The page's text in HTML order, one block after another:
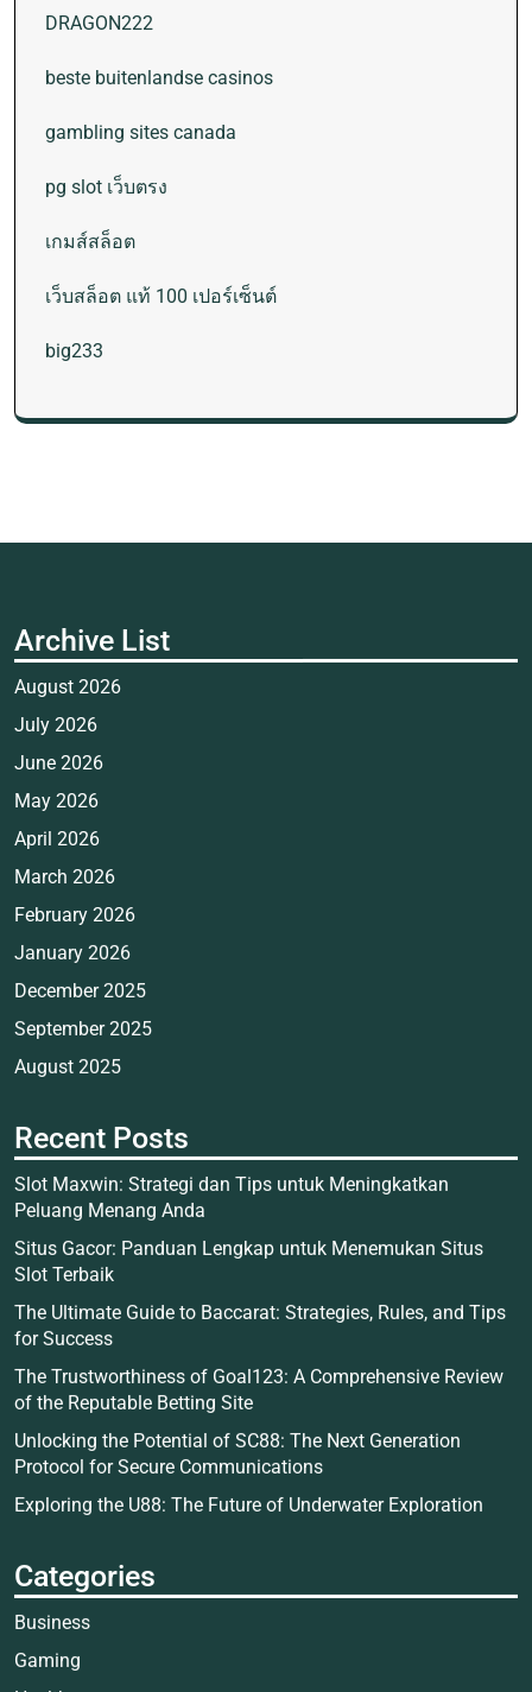
DRAGON222
beste buitenlandse casinos
gambling sites canada
pg slot เว็บตรง
เกมส์สล็อต
เว็บสล็อต แท้ 100 เปอร์เซ็นต์
big233
Archive List
August 2026
July 2026
June 2026
May 2026
April 2026
March 2026
February 2026
January 2026
December 2025
September 2025
August 2025
Recent Posts
Slot Maxwin: Strategi dan Tips untuk Meningkatkan
Peluang Menang Anda
Situs Gacor: Panduan Lengkap untuk Menemukan Situs
Slot Terbaik
The Ultimate Guide to Baccarat: Strategies, Rules, and Tips
for Success
The Trustworthiness of Goal123: A Comprehensive Review
of the Reputable Betting Site
Unlocking the Potential of SC88: The Next Generation
Protocol for Secure Communications
Exploring the U88: The Future of Underwater Exploration
Categories
Business
Gaming